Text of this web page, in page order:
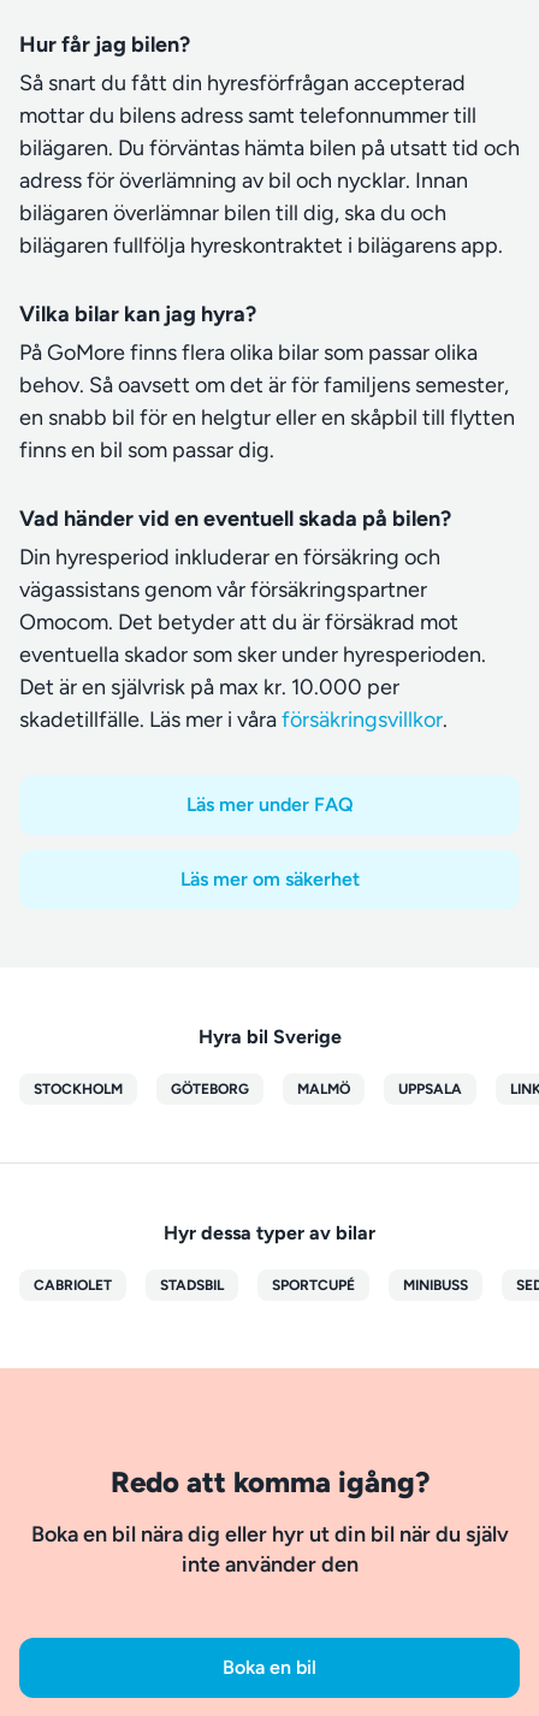
Hur får jag bilen?
Så snart du fått din hyresförfrågan accepterad
mottar du bilens adress samt telefonnummer till
bilägaren. Du förväntas hämta bilen på utsatt tid och
adress för överlämning av bil och nycklar. Innan
bilägaren överlämnar bilen till dig, ska du och
bilägaren fullfölja hyreskontraktet i bilägarens app.
Vilka bilar kan jag hyra?
På GoMore finns flera olika bilar som passar olika
behov. Så oavsett om det är för familjens semester,
en snabb bil för en helgtur eller en skåpbil till flytten
finns en bil som passar dig.
Vad händer vid en eventuell skada på bilen?
Din hyresperiod inkluderar en försäkring och
vägassistans genom vår försäkringspartner
Omocom. Det betyder att du är försäkrad mot
eventuella skador som sker under hyresperioden.
Det är en självrisk på max kr. 10.000 per
skadetillfälle. Läs mer i våraförsäkringsvillkor.
Läs mer under FAQ
Läs mer om säkerhet
Hyra bil Sverige
STOCKHOLM GÖTEBORG MALMÖ UPPSALA
Hyr dessa typer av bilar
CABRIOLET STADSBIL SPORTCUPÉ MINIBUSS
Redo att komma igång?
Boka en bil nära dig eller hyr ut din bil när du själv
inte använder den
Boka en bil